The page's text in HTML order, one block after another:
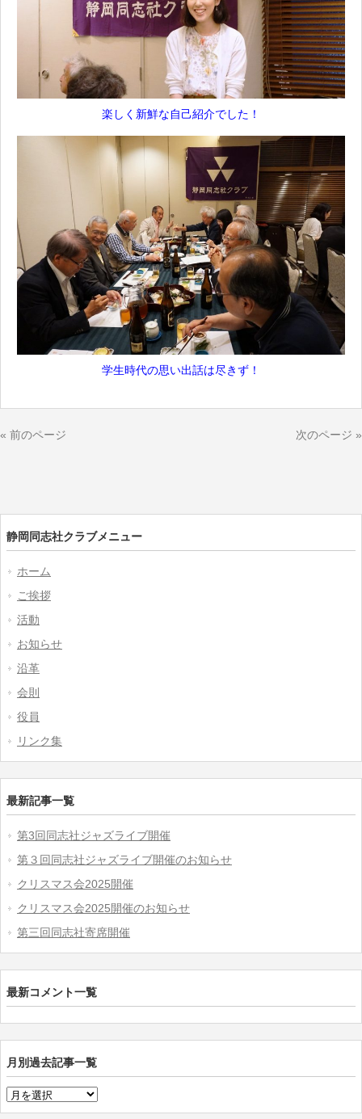
楽しく新鮮な自己紹介でした！
学生時代の思い出話は尽きず！
« 前のページ 次のページ »
静岡同志社クラブメニュー
ホーム
ご挨拶
活動
お知らせ
沿革
会則
役員
リンク集
最新記事一覧
第3回同志社ジャズライブ開催
第３回同志社ジャズライブ開催のお知らせ
クリスマス会2025開催
クリスマス会2025開催のお知らせ
第三回同志社寄席開催
最新コメント一覧
月別過去記事一覧
月
別